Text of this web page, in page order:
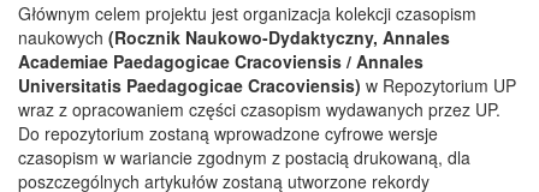
Głównym celem projektu jest organizacja kolekcji czasopism
naukowych (Rocznik Naukowo-Dydaktyczny, Annales
Academiae Paedagogicae Cracoviensis / Annales
Universitatis Paedagogicae Cracoviensis) w Repozytorium UP
wraz z opracowaniem części czasopism wydawanych przez UP.
Do repozytorium zostaną wprowadzone cyfrowe wersje
czasopism w wariancie zgodnym z postacią drukowaną, dla
poszczególnych artykułów zostaną utworzone rekordy